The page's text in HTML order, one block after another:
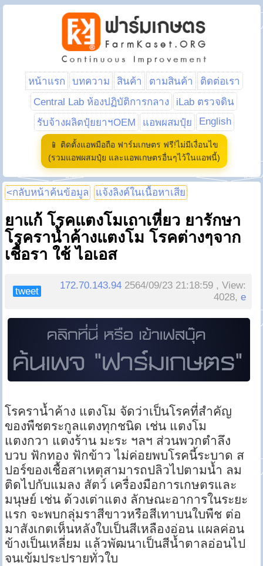
หน้าแรก บทความ สินค้า ตามสินค้า
ติดต่อเรา
Central Lab ห้องปฏิบัติการกลาง
iLab ตรวจดิน
รับจ้างผลิตปุ๋ยยาฯOEM
แอพผสมปุ๋ย English
📱 ติดตั้งแอพมือถือ ฟาร์มเกษตร ฟรี!ไม่มีเงื่อนไข
(รวมแอพผสมปุ๋ย และแอพเกษตรอื่นๆไว้ในแอพนี้)
<กลับหน้าค้นข้อมูล แจ้งลิงค์ในเนื้อหาเสีย
ยาแก้ โรคแตงโมเถาเหี่ยว ยารักษา
โรคราน้ำค้างแตงโม โรคต่างๆจาก
เชื้อรา ใช้ ไอเอส
tweet
172.70.143.94 2564/09/23 21:18:59 , View:
4028,e
โรคราน้ำค้าง แตงโม จัดว่าเป็นโรคที่สำคัญ
ของพืชตระกูลแตงทุกชนิด เช่น แตงโม
แตงกวา แตงร้าน มะระ ฯลฯ ส่วนพวกตำลึง
บวบ ฟักทอง ฟักข้าว ไม่ค่อยพบโรคนี้ระบาด ส
ปอร์ของเชื้อสาเหตุสามารถปลิวไปตามน้ำ ลม
ติดไปกับแมลง สัตว์ เครื่องมือการเกษตรและ
มนุษย์ เช่น ด้วงเต่าแตง ลักษณะอาการในระยะ
แรก จะพบกลุ่มราสีขาวหรือสีเทาบนใบพืช ต่อ
มาสังเกตเห็นหลังใบเป็นสีเหลืองอ่อน แผลค่อน
ข้างเป็นเหลี่ยม แล้วพัฒนาเป็นสีน้ำตาลอ่อนไป
จนเข้มประปรายทั่วใบ